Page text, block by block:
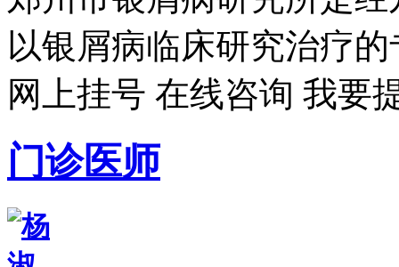
以银屑病临床研究治疗
网上挂号 在线咨询 我要
门诊医师